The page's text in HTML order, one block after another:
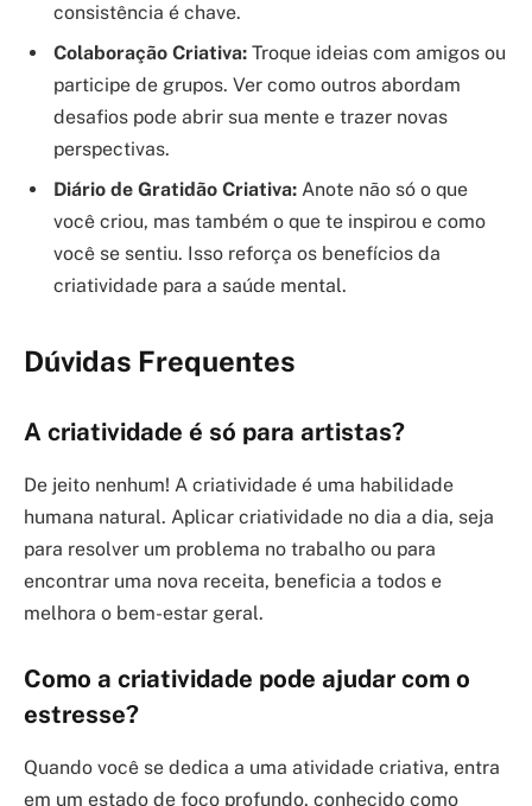
consistência é chave.
Colaboração Criativa: Troque ideias com amigos ou
participe de grupos. Ver como outros abordam
desafios pode abrir sua mente e trazer novas
perspectivas.
Diário de Gratidão Criativa: Anote não só o que
você criou, mas também o que te inspirou e como
você se sentiu. Isso reforça os benefícios da
criatividade para a saúde mental.
Dúvidas Frequentes
A criatividade é só para artistas?
De jeito nenhum! A criatividade é uma habilidade
humana natural. Aplicar criatividade no dia a dia, seja
para resolver um problema no trabalho ou para
encontrar uma nova receita, beneficia a todos e
melhora o bem-estar geral.
Como a criatividade pode ajudar com o
estresse?
Quando você se dedica a uma atividade criativa, entra
em um estado de foco profundo, conhecido como